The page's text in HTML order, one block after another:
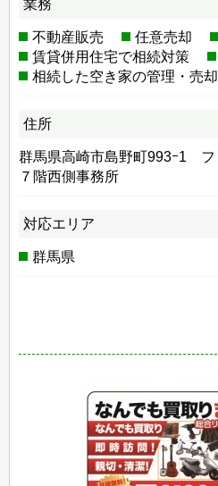
業務
不動産販売 任意売却
賃貸併用住宅で相続対策
相続した空き家の管理・売
住所
群馬県高崎市島野町993ｰ1 フ
７階西側事務所
対応エリア
群馬県